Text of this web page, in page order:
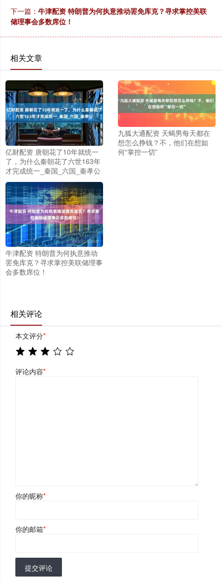
下一篇： 牛津配资 特朗普为何执意推动罢免库克？寻求掌控美联
储理事会多数席位！
相关文章
亿财配资 唐朝花了10年就统一
了，为什么秦朝花了六世163年
才完成统一_秦国_六国_秦孝公
九狐大通配资 天蝎男每天都在
想怎么挣钱？不，他们在想如
何“掌控一切”
牛津配资 特朗普为何执意推动
罢免库克？寻求掌控美联储理事
会多数席位！
相关评论
本文评分*
评论内容*
你的昵称*
你的邮箱*
提交评论